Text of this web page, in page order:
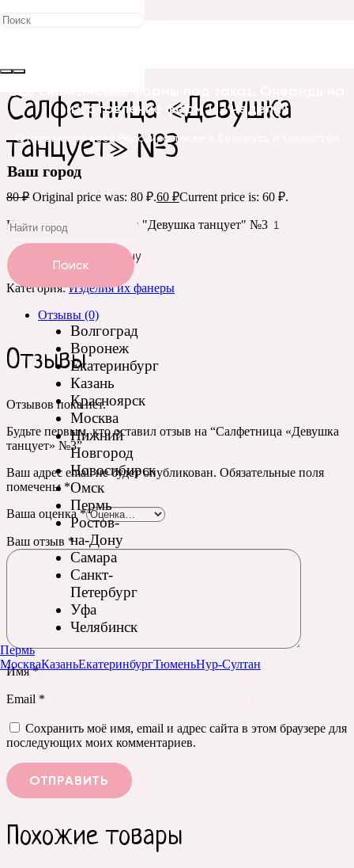
Все силиконовые формы под заказ. Очередь на
изготовление форм 1-2 недели!!
Отправка по всей России, а также в Беларусь и Казахстан
Ваш город
Поиск
Волгоград
Воронеж
Екатеринбург
Казань
Красноярск
Москва
Нижний
Новгород
Новосибирск
Омск
Пермь
Ростов-
на-Дону
Самара
Санкт-
Петербург
Уфа
Челябинск
Пермь
МоскваКазаньЕкатеринбургТюменьНур-Султан
Распродажа!
Салфетница «Девушка
танцует» №3
80₽ Original price was: 80 ₽.60 ₽Current price is: 60 ₽.
Количество Салфетница "Девушка танцует" №3
Добавить в корзину
Категория:Изделия их фанеры
Отзывы (0)
Отзывы
Отзывов пока нет.
Будьте первым, кто оставил отзыв на “Салфетница «Девушка
танцует» №3”
Ваш адрес email не будет опубликован. Обязательные поля
помечены *
Ваша оценка*
Ваш отзыв *
Имя*
Email *
Сохранить моё имя, email и адрес сайта в этом браузере для
последующих моих комментариев.
Похожие товары